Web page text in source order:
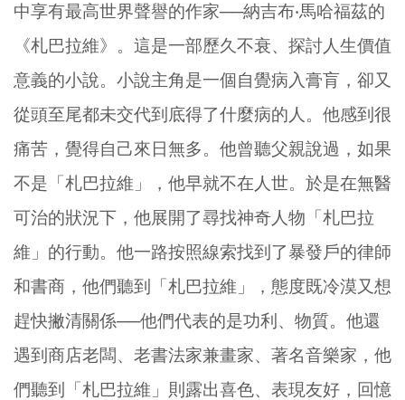
中享有最高世界聲譽的作家──納吉布‧馬哈福茲的
《札巴拉維》。這是一部歷久不衰、探討人生價值
意義的小說。小說主角是一個自覺病入膏肓，卻又
從頭至尾都未交代到底得了什麼病的人。他感到很
痛苦，覺得自己來日無多。他曾聽父親說過，如果
不是「札巴拉維」，他早就不在人世。於是在無醫
可治的狀況下，他展開了尋找神奇人物「札巴拉
維」的行動。他一路按照線索找到了暴發戶的律師
和書商，他們聽到「札巴拉維」，態度既冷漠又想
趕快撇清關係──他們代表的是功利、物質。他還
遇到商店老闆、老書法家兼畫家、著名音樂家，他
們聽到「札巴拉維」則露出喜色、表現友好，回憶